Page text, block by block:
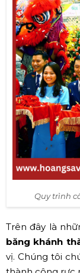
Quy trình
Trên đây là
băng khánh
vị. Chúng tôi